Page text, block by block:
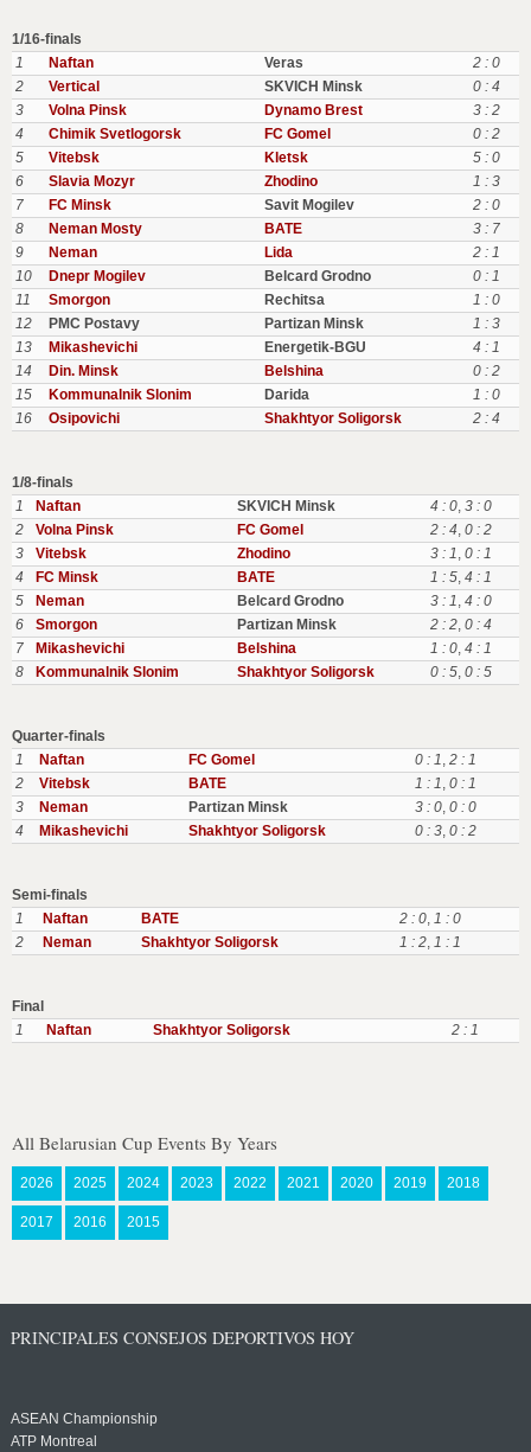
1/16-finals
1
Naftan Veras
2 : 0
2
Vertical SKVICH Minsk
0 : 4
3
Volna Pinsk Dynamo Brest
3 : 2
4
Chimik Svetlogorsk FC Gomel
0 : 2
5
Vitebsk Kletsk
5 : 0
6
Slavia Mozyr Zhodino
1 : 3
7
FC Minsk Savit Mogilev
2 : 0
8
Neman Mosty BATE
3 : 7
9
Neman Lida
2 : 1
10
Dnepr Mogilev Belcard Grodno
0 : 1
11
Smorgon Rechitsa
1 : 0
12
PMC Postavy Partizan Minsk
1 : 3
13
Mikashevichi Energetik-BGU
4 : 1
14
Din. Minsk Belshina
0 : 2
15
Kommunalnik Slonim Darida
1 : 0
16
Osipovichi Shakhtyor Soligorsk 2 : 4
1/8-finals
1
Naftan SKVICH Minsk 4 : 0, 3 : 0
2
Volna Pinsk FC Gomel 2 : 4, 0 : 2
3
Vitebsk Zhodino 3 : 1, 0 : 1
4
FC Minsk BATE 1 : 5, 4 : 1
5
Neman Belcard Grodno 3 : 1, 4 : 0
6
Smorgon Partizan Minsk 2 : 2, 0 : 4
7
Mikashevichi Belshina 1 : 0, 4 : 1
8
Kommunalnik Slonim Shakhtyor Soligorsk 0 : 5, 0 : 5
Quarter-finals
1
Naftan FC Gomel 0 : 1, 2 : 1
2
Vitebsk BATE 1 : 1, 0 : 1
3
Neman Partizan Minsk 3 : 0, 0 : 0
4
Mikashevichi Shakhtyor Soligorsk 0 : 3, 0 : 2
Semi-finals
1
Naftan BATE 2 : 0, 1 : 0
2
Neman Shakhtyor Soligorsk 1 : 2, 1 : 1
Final
1
Naftan Shakhtyor Soligorsk 2 : 1
All Belarusian Cup Events By Years
2026 2025 2024 2023 2022 2021 2020 2019 2018
2017 2016 2015
PRINCIPALES CONSEJOS DEPORTIVOS HOY
ASEAN Championship
ATP Montreal